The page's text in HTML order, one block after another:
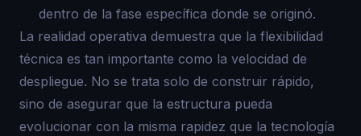
dentro de la fase específica donde se originó.
La realidad operativa demuestra que la flexibilidad
técnica es tan importante como la velocidad de
despliegue. No se trata solo de construir rápido,
sino de asegurar que la estructura pueda
evolucionar con la misma rapidez que la tecnología